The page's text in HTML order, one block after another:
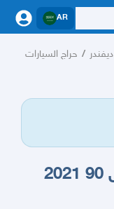
AR
ديفندر / حراج السيارات
لاندر روفر ديفيندر فئة أكس 90 2021